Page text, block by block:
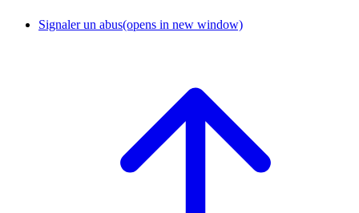
Signaler un abus(opens in new window)